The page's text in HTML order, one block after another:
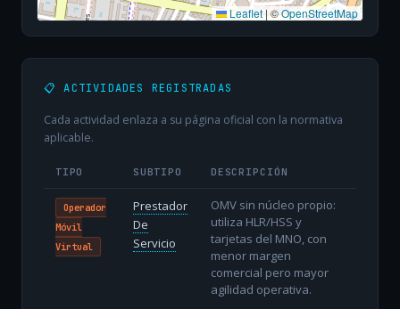
Leaflet |©OpenStreetMap
📋 ACTIVIDADES REGISTRADAS
Cada actividad enlaza a su página oficial con la normativa
aplicable.
TIPO SUBTIPO DESCRIPCIÓN
Operador
Móvil
Virtual
Prestador
De
Servicio
OMV sin núcleo propio:
utiliza HLR/HSS y
tarjetas del MNO, con
menor margen
comercial pero mayor
agilidad operativa.